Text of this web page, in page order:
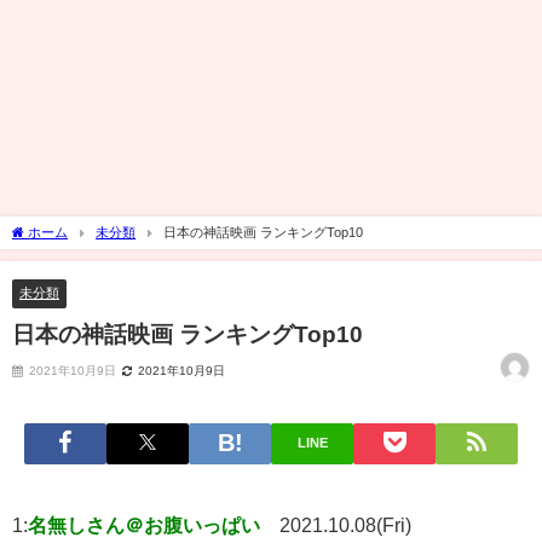
ホーム 未分類 日本の神話映画 ランキングTop10
未分類
日本の神話映画 ランキングTop10
2021年10月9日 2021年10月9日
LINE
1:名無しさん＠お腹いっぱい
2021.10.08(Fri)